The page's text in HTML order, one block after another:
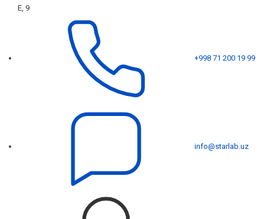
E, 9
+998 71 200 19 99
info@starlab.uz